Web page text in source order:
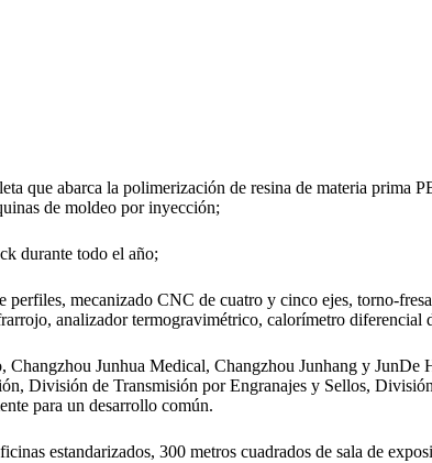
que abarca la polimerización de resina de materia
de moldeo por inyección;
durante todo el año;
mecanizado CNC de cuatro y cinco ejes, torno-
analizador termogravimétrico, calorímetro diferencial
Changzhou Junhua Medical, Changzhou Junhang y
División de Transmisión por Engranajes y Sellos,
para un desarrollo común.
estandarizados, 300 metros cuadrados de sala de